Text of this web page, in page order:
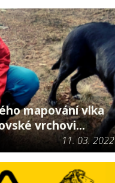
mapování vlka
vrchovi...
11. 03. 2022